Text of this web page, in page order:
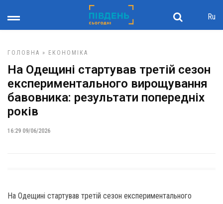
Ru
ГОЛОВНА » ЕКОНОМІКА
На Одещині стартував третій сезон
експериментального вирощування
бавовника: результати попередніх
років
16:29 09/06/2026
На Одещині стартував третій сезон експериментального